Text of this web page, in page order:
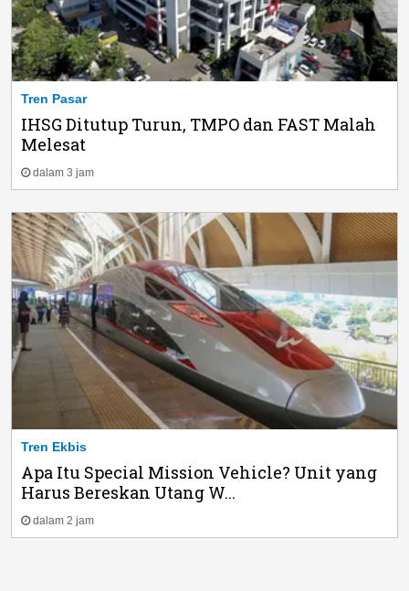
Tren Pasar
IHSG Ditutup Turun, TMPO dan FAST Malah
Melesat
dalam 3 jam
Tren Ekbis
Apa Itu Special Mission Vehicle? Unit yang
Harus Bereskan Utang W...
dalam 2 jam